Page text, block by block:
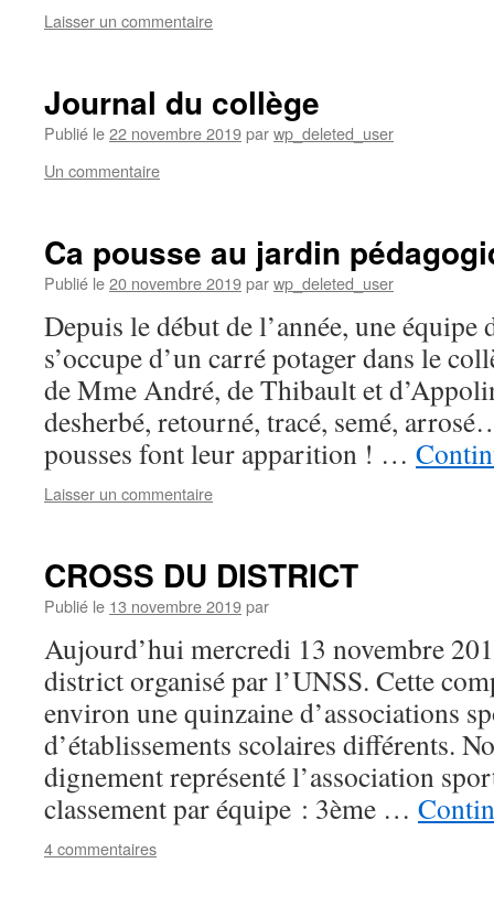
Laisser un commentaire
Journal du collège
Publié le22 novembre 2019parwp_deleted_user
Un commentaire
Ca pousse au jardin
Publié le20 novembre 2019parwp_deleted_user
Depuis le début de l’année, une équipe
s’occupe d’un carré potager dans le
de Mme André, de Thibault et
desherbé, retourné, tracé, semé,
pousses font leur apparition ! …
Laisser un commentaire
CROSS DU DISTRICT
Publié le 13 novembre 2019par
Aujourd’hui mercredi 13 novembre
district organisé par l’UNSS. Cette
environ une quinzaine d’associations
d’établissements scolaires différents.
dignement représenté l’association
classement par équipe : 3ème …
4 commentaires